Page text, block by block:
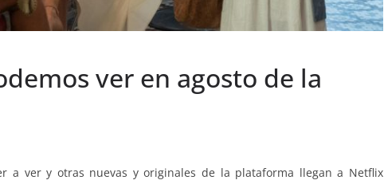
ver en agosto de la
a ver y otras nuevas y originales de la plataforma llegan a Netflix